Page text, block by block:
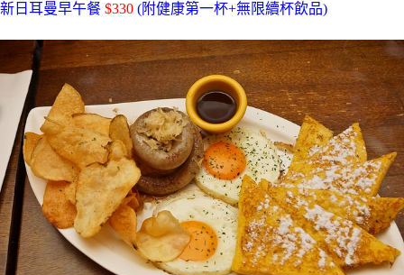
新日耳曼早午餐 $330 (附健康第一杯+無限續杯飲品)